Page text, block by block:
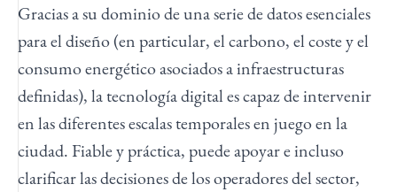
Gracias a su dominio de una serie de datos esenciales
para el diseño (en particular, el carbono, el coste y el
consumo energético asociados a infraestructuras
definidas), la tecnología digital es capaz de intervenir
en las diferentes escalas temporales en juego en la
ciudad. Fiable y práctica, puede apoyar e incluso
clarificar las decisiones de los operadores del sector,